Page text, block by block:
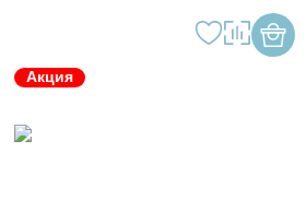
Акция